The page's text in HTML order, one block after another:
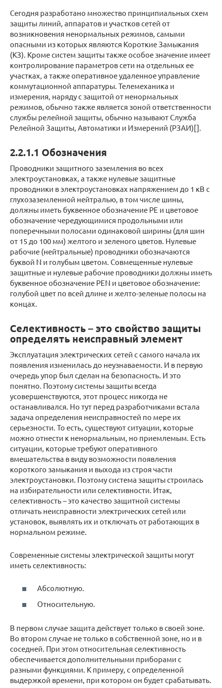
Сегодня разработано множество принципиальных схем
защиты линий, аппаратов и участков сетей от
возникновения ненормальных режимов, самыми
опасными из которых являются Короткие Замыкания
(КЗ). Кроме систем защиты также особое значение имеет
контролирование параметров сети на отдельных ее
участках, а также оперативное удаленное управление
коммутационной аппаратуры. Телемеханика и
измерения, наряду с защитой от ненормальных
режимов, обычно также является зоной ответственности
службы релейной защиты, обычно называют Служба
Релейной Защиты, Автоматики и Измерений (РЗАИ)[].
2.2.1.1 Обозначения
Проводники защитного заземления во всех
электроустановках, а также нулевые защитные
проводники в электроустановках напряжением до 1 кВ с
глухозаземленной нейтралью, в том числе шины,
должны иметь буквенное обозначение РЕ и цветовое
обозначение чередующимися продольными или
поперечными полосами одинаковой ширины (для шин
от 15 до 100 мм) желтого и зеленого цветов. Нулевые
рабочие (нейтральные) проводники обозначаются
буквой N и голубым цветом. Совмещенные нулевые
защитные и нулевые рабочие проводники должны иметь
буквенное обозначение PEN и цветовое обозначение:
голубой цвет по всей длине и желто-зеленые полосы на
концах.
Селективность – это свойство защиты
определять неисправный элемент
Эксплуатация электрических сетей с самого начала их
появления изменилась до неузнаваемости. И в первую
очередь упор был сделан на безопасность. И это
понятно. Поэтому системы защиты всегда
усовершенствуются, этот процесс никогда не
останавливался. Но тут перед разработчиками встала
задача определения неисправностей по мере их
серьезности. То есть, существуют ситуации, которые
можно отнести к ненормальным, но приемлемым. Есть
ситуации, которые требуют оперативного
вмешательства в виду возможности появления
короткого замыкания и выхода из строя части
электроустановки. Поэтому система защиты строилась
на избирательности или селективности. Итак,
селективность – это качество защитной системы
отличать неисправности электрических сетей или
установок, выявлять их и отключать от работающих в
нормальном режиме.
Современные системы электрической защиты могут
иметь селективность:
Абсолютную.
Относительную.
В первом случае защита действует только в своей зоне.
Во втором случае не только в собственной зоне, но и в
соседней. При этом относительная селективность
обеспечивается дополнительными приборами с
разными функциями. К примеру, с определенной
выдержкой времени, при котором он будет срабатывать.